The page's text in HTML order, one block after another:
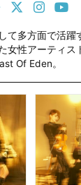
て多方面で活躍
女性アーティス
Of Eden。